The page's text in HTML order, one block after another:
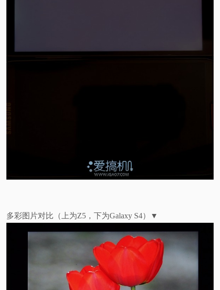
多彩图片对比（上为Z5，下为Galaxy S4） ▼